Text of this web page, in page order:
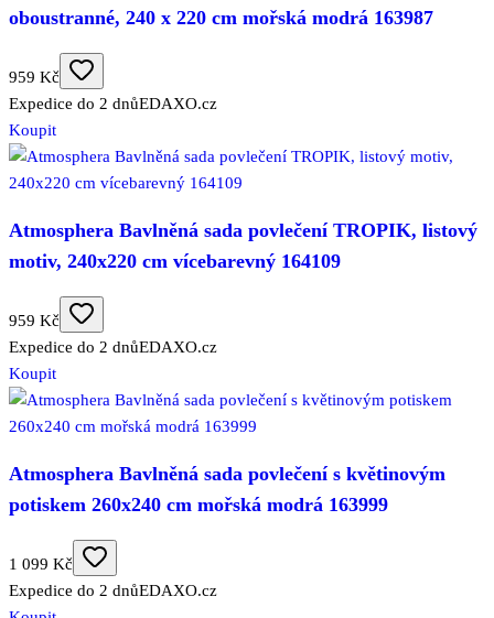
oboustranné, 240 x 220 cm mořská modrá 163987
959 Kč
Expedice do 2 dnůEDAXO.cz
Koupit
Atmosphera Bavlněná sada povlečení TROPIK, listový
motiv, 240x220 cm vícebarevný 164109
959 Kč
Expedice do 2 dnůEDAXO.cz
Koupit
Atmosphera Bavlněná sada povlečení s květinovým
potiskem 260x240 cm mořská modrá 163999
1 099 Kč
Expedice do 2 dnůEDAXO.cz